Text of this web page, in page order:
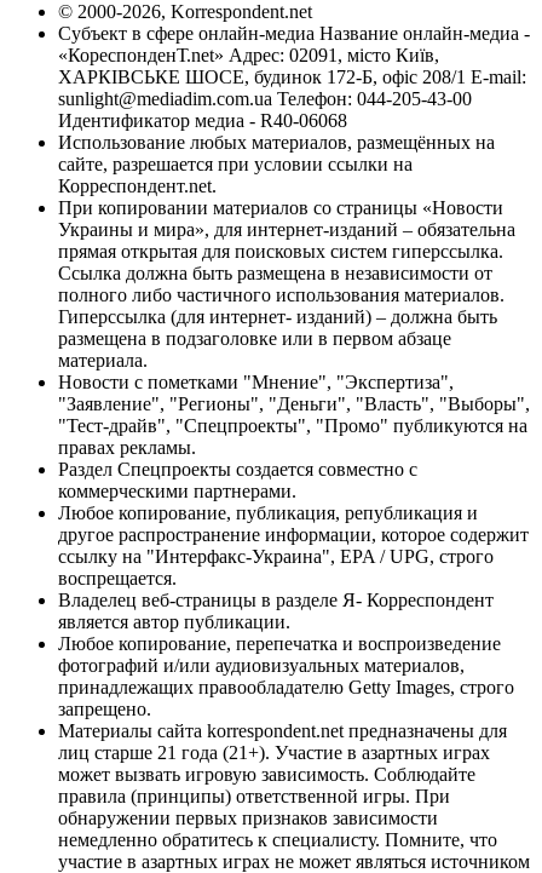
© 2000-2026, Korrespondent.net
Субъект в сфере онлайн-медиа Название онлайн-медиа -
«КореспонденТ.net» Адрес: 02091, місто Київ,
ХАРКІВСЬКЕ ШОСЕ, будинок 172-Б, офіс 208/1 E-mail:
sunlight@mediadim.com.ua Телефон: 044-205-43-00
Идентификатор медиа - R40-06068
Использование любых материалов, размещённых на
сайте, разрешается при условии ссылки на
Корреспондент.net.
При копировании материалов со страницы «Новости
Украины и мира», для интернет-изданий – обязательна
прямая открытая для поисковых систем гиперссылка.
Ссылка должна быть размещена в независимости от
полного либо частичного использования материалов.
Гиперссылка (для интернет- изданий) – должна быть
размещена в подзаголовке или в первом абзаце
материала.
Новости с пометками "Мнение", "Экспертиза",
"Заявление", "Регионы", "Деньги", "Власть", "Выборы",
"Тест-драйв", "Спецпроекты", "Промо" публикуются на
правах рекламы.
Раздел Спецпроекты создается совместно с
коммерческими партнерами.
Любое копирование, публикация, републикация и
другое распространение информации, которое содержит
ссылку на "Интерфакс-Украина", EPA / UPG, строго
воспрещается.
Владелец веб-страницы в разделе Я- Корреспондент
является автор публикации.
Любое копирование, перепечатка и воспроизведение
фотографий и/или аудиовизуальных материалов,
принадлежащих правообладателю Getty Images, строго
запрещено.
Материалы сайта korrespondent.net предназначены для
лиц старше 21 года (21+). Участие в азартных играх
может вызвать игровую зависимость. Соблюдайте
правила (принципы) ответственной игры. При
обнаружении первых признаков зависимости
немедленно обратитесь к специалисту. Помните, что
участие в азартных играх не может являться источником